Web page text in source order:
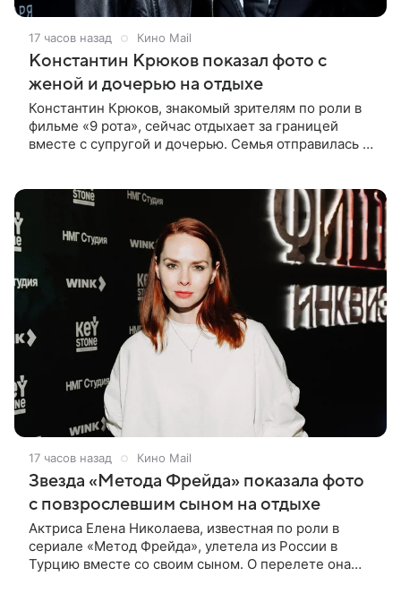
17 часов назад Кино Mail
Константин Крюков показал фото с
женой и дочерью на отдыхе
Константин Крюков, знакомый зрителям по роли в
фильме «9 рота», сейчас отдыхает за границей
вместе с супругой и дочерью. Семья отправилась в
17 часов назад Кино Mail
Звезда «Метода Фрейда» показала фото
с повзрослевшим сыном на отдыхе
Актриса Елена Николаева, известная по роли в
сериале «Метод Фрейда», улетела из России в
Турцию вместе со своим сыном. О перелете она